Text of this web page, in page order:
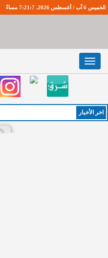
الخميس 6 آب / أغسطس 2026. 7:21:8 مساءً
Toggle
navigation
اخر اﻷخبار